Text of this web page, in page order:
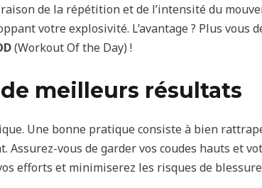
de la répétition et de l’intensité du
votre explosivité. L’avantage ? Plus vous
(Workout Of the Day) !
meilleurs résultats
Une bonne pratique consiste à bien
vous de garder vos coudes hauts et
efforts et minimiserez les risques de